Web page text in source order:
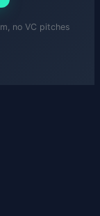
no VC pitches